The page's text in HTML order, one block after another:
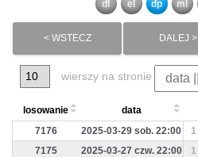
dl el dp ml
< WSTECZ DALEJ >
wierszy na stronie
losowanie
data
7176
2025-03-29 sob. 22:00 1
7175
2025-03-27 czw. 22:00 1